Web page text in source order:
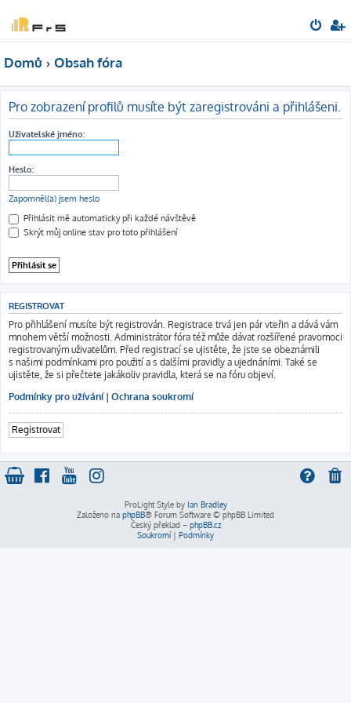
Domů Obsah fóra
Pro zobrazení profilů musíte být zaregistrováni a přihlášeni.
Uživatelské jméno:
Heslo:
Zapomněl(a) jsem heslo
Přihlásit mě automaticky při každé návštěvě
Skrýt můj online stav pro toto přihlášení
REGISTROVAT
Pro přihlášení musíte být registrován. Registrace trvá jen pár vteřin a dává vám
mnohem větší možnosti. Administrátor fóra též může dávat rozšířené pravomoci
registrovaným uživatelům. Před registrací se ujistěte, že jste se obeznámili
s našimi podmínkami pro použití a s dalšími pravidly a ujednáními. Také se
ujistěte, že si přečtete jakákoliv pravidla, která se na fóru objeví.
Podmínky pro užívání| Ochrana soukromí
Registrovat
ProLight Style by Ian Bradley
Založeno na phpBB® Forum Software © phpBB Limited
Český překlad – phpBB.cz
Soukromí| Podmínky